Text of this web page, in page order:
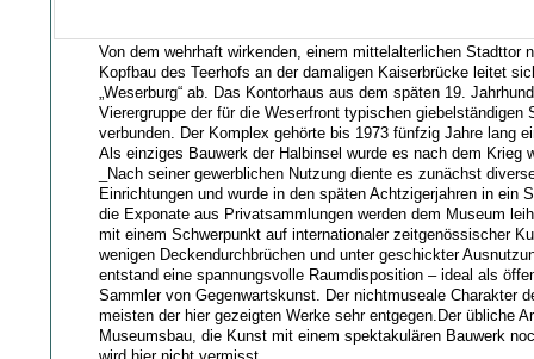
Von dem wehrhaft wirkenden, einem mittelalterlichen Stadttor
Kopfbau des Teerhofs an der damaligen Kaiserbrücke leitet
„Weserburg“ ab. Das Kontorhaus aus dem späten 19.
Vierergruppe der für die Weserfront typischen giebelständigen
verbunden. Der Komplex gehörte bis 1973 fünfzig Jahre lang
Als einziges Bauwerk der Halbinsel wurde es nach dem Krieg
_Nach seiner gewerblichen Nutzung diente es zunächst
Einrichtungen und wurde in den späten Achtzigerjahren in ein
die Exponate aus Privatsammlungen werden dem Museum
mit einem Schwerpunkt auf internationaler zeitgenössischer
wenigen Deckendurchbrüchen und unter geschickter
entstand eine spannungsvolle Raumdisposition – ideal als
Sammler von Gegenwartskunst. Der nichtmuseale Charakter
meisten der hier gezeigten Werke sehr entgegen.Der übliche
Museumsbau, die Kunst mit einem spektakulären Bauwerk